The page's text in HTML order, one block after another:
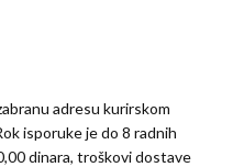
adresu kurirskom
isporuke je do 8 radnih
dinara, troškovi dostave